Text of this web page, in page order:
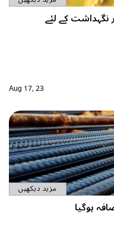
نگہداشت کے لئے
Aug 17, 23
مزید دیکھیں
ہوگیا